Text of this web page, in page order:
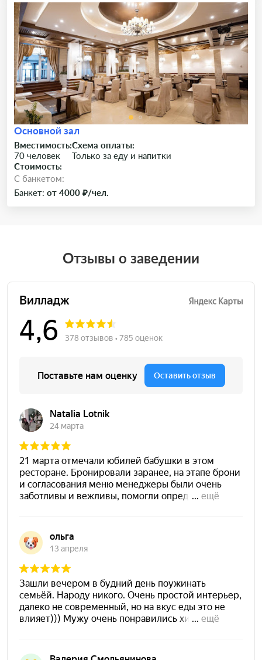
Основной зал
Вместимость:
70 человек
Схема оплаты:
Только за еду и напитки
Стоимость:
C банкетом:
Банкет: от 4000 ₽/чел.
Отзывы о заведении